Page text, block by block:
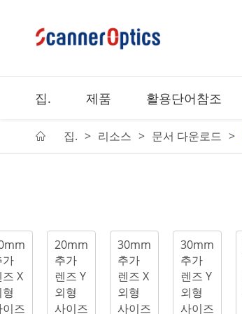
집. 제품 활용단어참조
 집. 리소스 문서 다운로드
X
즈
20mm
추가
렌즈 Y
외형
사이즈
30mm
추가
렌즈 X
외형
사이즈
30mm
추가
렌즈 Y
외형
사이즈